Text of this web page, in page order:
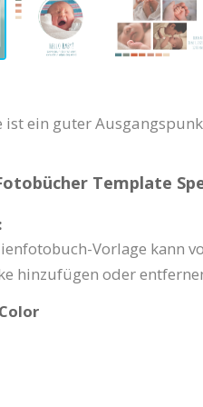
ist ein guter
Template
Vorlage kann
hinzufügen oder